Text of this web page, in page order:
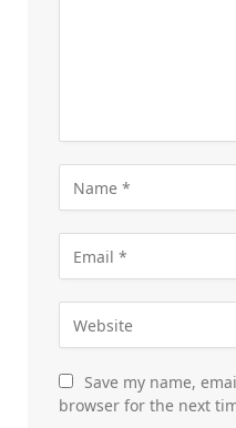
Save my name,
browser for the next